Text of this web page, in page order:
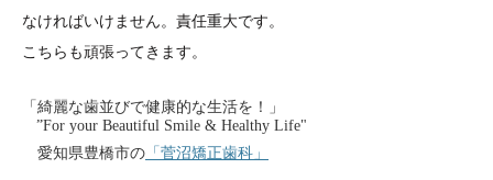
なければいけません。責任重大です。
こちらも頑張ってきます。
「綺麗な歯並びで健康的な生活を！」
”For your Beautiful Smile & Healthy Life"
愛知県豊橋市の 「菅沼矯正歯科」